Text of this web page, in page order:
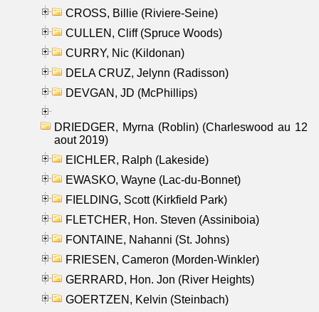
CROSS, Billie (Riviere-Seine)
CULLEN, Cliff (Spruce Woods)
CURRY, Nic (Kildonan)
DELA CRUZ, Jelynn (Radisson)
DEVGAN, JD (McPhillips)
DRIEDGER, Myrna (Roblin) (Charleswood au 12
aout 2019)
EICHLER, Ralph (Lakeside)
EWASKO, Wayne (Lac-du-Bonnet)
FIELDING, Scott (Kirkfield Park)
FLETCHER, Hon. Steven (Assiniboia)
FONTAINE, Nahanni (St. Johns)
FRIESEN, Cameron (Morden-Winkler)
GERRARD, Hon. Jon (River Heights)
GOERTZEN, Kelvin (Steinbach)